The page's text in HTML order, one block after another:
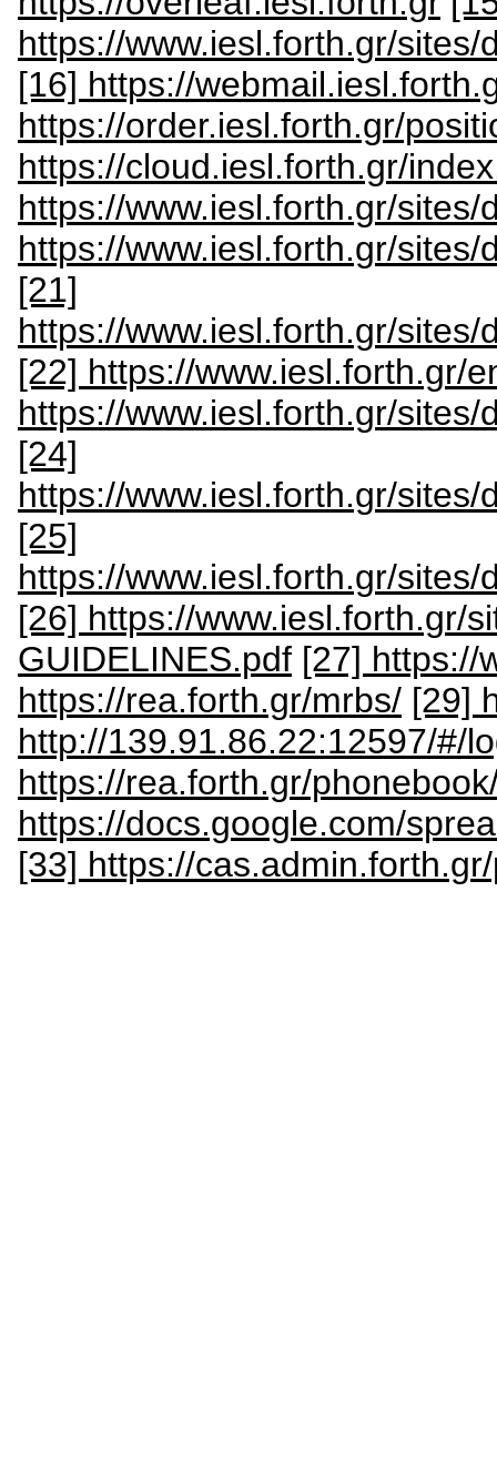
https://www.iesl.forth.gr/
[16] https://
https://order.iesl.forth.gr/
https://cloud.iesl.forth.gr/
https://www.iesl.forth.gr/
https://www.iesl.forth.gr/
[21]
https://www.iesl.forth.gr/
[22] https://www.iesl.forth.gr/
https://www.iesl.forth.gr/
[24]
https://www.iesl.forth.gr/
[25]
https://www.iesl.forth.gr/
[26] https://www.iesl.forth.gr/
GUIDELINES.pdf [27] https://
https://rea.forth.gr/mrbs/ [29]
http://139.91.86.22:12597/#/
https://rea.forth.gr/
https://docs.google.com/
[33] https://